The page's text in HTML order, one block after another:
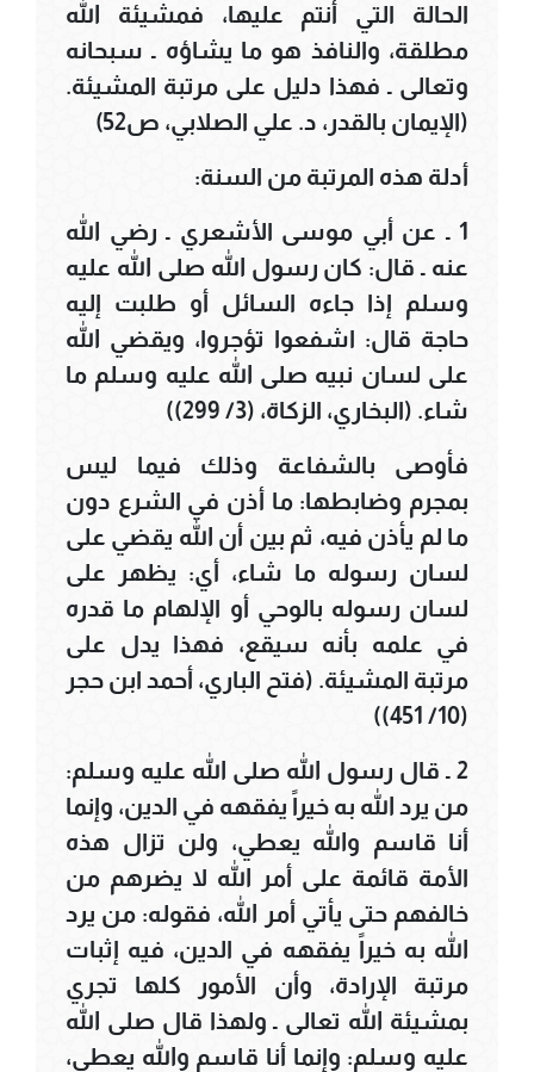
الحالة التي أنتم عليها، فمشيئة الله
مطلقة، والنافذ هو ما يشاؤه ـ سبحانه
وتعالى ـ فهذا دليل على مرتبة المشيئة.
(الإيمان بالقدر، د. علي الصلابي، ص52)
أدلة هذه المرتبة من السنة:
1 ـ عن أبي موسى الأشعري ـ رضي الله
عنه ـ قال: كان رسول الله صلى الله عليه
وسلم إذا جاءه السائل أو طلبت إليه
حاجة قال: اشفعوا تؤجروا، ويقضي الله
على لسان نبيه صلى الله عليه وسلم ما
شاء. (البخاري، الزكاة، (3/ 299))
فأوصى بالشفاعة وذلك فيما ليس
بمجرم وضابطها: ما أذن في الشرع دون
ما لم يأذن فيه، ثم بين أن الله يقضي على
لسان رسوله ما شاء، أي: يظهر على
لسان رسوله بالوحي أو الإلهام ما قدره
في علمه بأنه سيقع، فهذا يدل على
مرتبة المشيئة. (فتح الباري، أحمد ابن حجر
(10/ 451))
2 ـ قال رسول الله صلى الله عليه وسلم:
من يرد الله به خيراً يفقهه في الدين، وإنما
أنا قاسم والله يعطي، ولن تزال هذه
الأمة قائمة على أمر الله لا يضرهم من
خالفهم حتى يأتي أمر الله، فقوله: من يرد
الله به خيراً يفقهه في الدين، فيه إثبات
مرتبة الإرادة، وأن الأمور كلها تجري
بمشيئة الله تعالى ـ ولهذا قال صلى الله
عليه وسلم: وإنما أنا قاسم والله يعطي،